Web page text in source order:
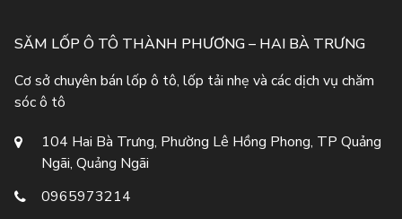
SĂM LỐP Ô TÔ THÀNH PHƯƠNG – HAI BÀ TRƯNG
Cơ sở chuyên bán lốp ô tô, lốp tải nhẹ và các dịch vụ chăm
sóc ô tô
104 Hai Bà Trưng, Phường Lê Hồng Phong, TP Quảng
Ngãi, Quảng Ngãi
0965973214